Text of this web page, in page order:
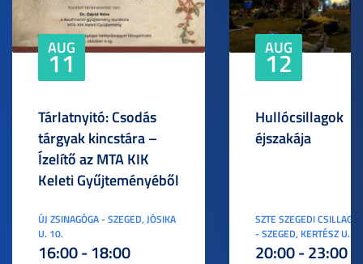
AUG
11
Tárlatnyitó: Csodás
tárgyak kincstára –
Ízelítő az MTA KIK
Keleti Gyűjteményéből
ÚJ ZSINAGÓGA - SZEGED, JÓSIKA
U. 10.
16:00 - 18:00
AUG
12
Hullócsillagok
éjszakája
SZTE SZEGEDI
- SZEGED, KERTÉSZ U. 3.
20:00 - 23:00